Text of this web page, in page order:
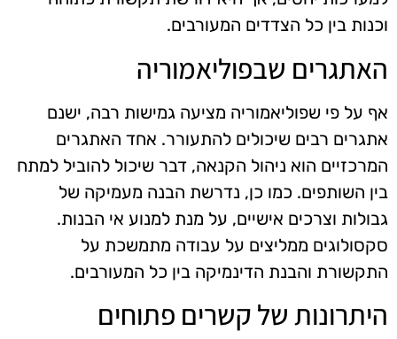
וכנות בין כל הצדדים המעורבים.
האתגרים שבפוליאמוריה
אף על פי שפוליאמוריה מציעה גמישות רבה, ישנם
אתגרים רבים שיכולים להתעורר. אחד האתגרים
המרכזיים הוא ניהול הקנאה, דבר שיכול להוביל למתח
בין השותפים. כמו כן, נדרשת הבנה מעמיקה של
גבולות וצרכים אישיים, על מנת למנוע אי הבנות.
סקסולוגים ממליצים על עבודה מתמשכת על
התקשורת והבנת הדינמיקה בין כל המעורבים.
היתרונות של קשרים פתוחים